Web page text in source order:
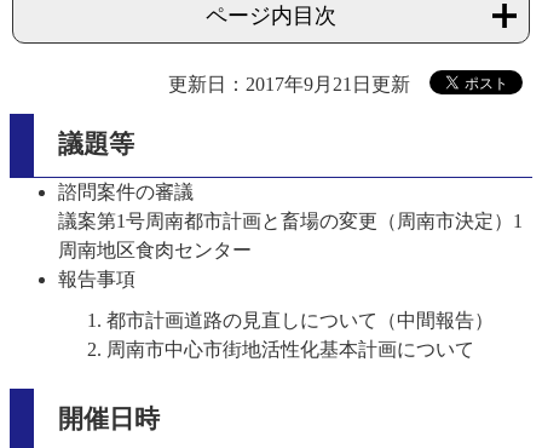
ページ内目次
更新日：2017年9月21日更新
議題等
諮問案件の審議
議案第1号周南都市計画と畜場の変更（周南市決定）1
周南地区食肉センター
報告事項
都市計画道路の見直しについて（中間報告）
周南市中心市街地活性化基本計画について
開催日時